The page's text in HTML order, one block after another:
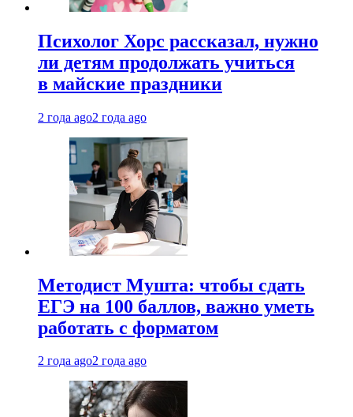
Психолог Хорс рассказал, нужно
ли детям продолжать учиться
в майские праздники
2 года ago2 года ago
Методист Мушта: чтобы сдать
ЕГЭ на 100 баллов, важно уметь
работать с форматом
2 года ago2 года ago